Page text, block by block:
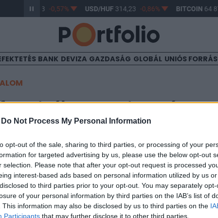
Do Not Process My Personal Information
opt-out of the sale, sharing to third parties, or processing of your
for targeted advertising by us, please use the below opt-out
selection. Please note that after your opt-out request is processed
interest-based ads based on personal information utilized by us
to third parties prior to your opt-out. You may separately
of your personal information by third parties on the IAB’s list of
This information may also be disclosed by us to third parties on the
Participants that may further disclose it to other third parties.
363,33 -0,57% USD/HUF314,23 -0,86% BITCOIN64
BANK DEVIZA GAZDASÁG GLOBÁL UNIÓS
amire már
ami azt is jelenti, hogy ideje elintézni a
Az idén június 27-től július 1-jéig tartó soproni VOLT
nem lehet napijegyet vásárolni, így aki kíváncsi a Linkin Park